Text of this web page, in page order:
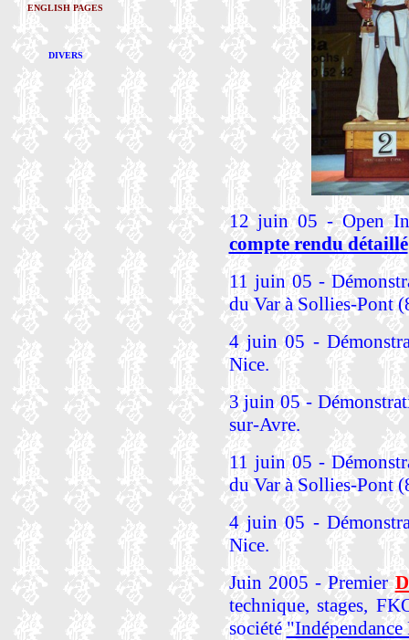
ENGLISH PAGES
DIVERS
12 juin 05 - Open
compte rendu détaillé
11 juin 05 -
du Var à Sollies-Pont
4 juin 05 -
Nice.
3 juin 05 -
sur-Avre.
11 juin 05 -
du Var à Sollies-Pont
4 juin 05 -
Nice.
Juin 2005 - Premier
technique, stages,
société